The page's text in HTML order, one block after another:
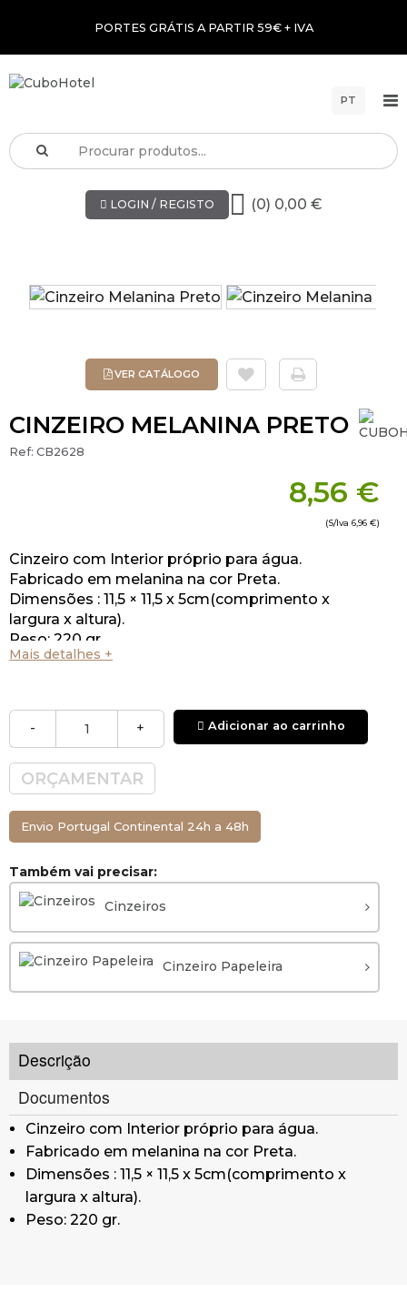
PORTES GRÁTIS A PARTIR 59€ + IVA
PT
LOGIN / REGISTO (0) 0,00 €
VER CATÁLOGO
CINZEIRO MELANINA PRETO
Ref: CB2628
8,56 €
(S/Iva 6,96 €)
Cinzeiro com Interior próprio para água.
Fabricado em melanina na cor Preta.
Dimensões : 11,5 × 11,5 x 5cm(comprimento x
largura x altura).
Peso: 220 gr.
Mais detalhes +
- + Adicionar ao carrinho
ORÇAMENTAR
Envio Portugal Continental 24h a 48h
Também vai precisar:
Cinzeiros
Cinzeiro Papeleira
Descrição
Documentos
Cinzeiro com Interior próprio para água.
Fabricado em melanina na cor Preta.
Dimensões : 11,5 × 11,5 x 5cm(comprimento x
largura x altura).
Peso: 220 gr.